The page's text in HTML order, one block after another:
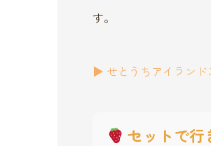
す。
▶︎ せとうちアイランド
セットで行